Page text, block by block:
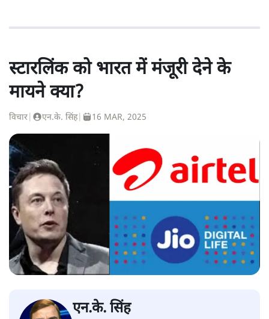
स्टारलिंक को भारत में मंजूरी देने के
मायने क्या?
विचार एन.के. सिंह| 16 MAR, 2025
एन.के. सिंह